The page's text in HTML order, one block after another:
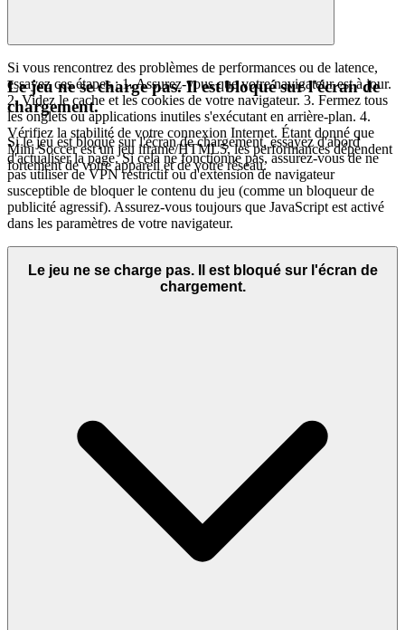
Si vous rencontrez des problèmes de performances ou de latence,
essayez ces étapes : 1. Assurez-vous que votre navigateur est à jour.
2. Videz le cache et les cookies de votre navigateur. 3. Fermez tous
les onglets ou applications inutiles s'exécutant en arrière-plan. 4.
Vérifiez la stabilité de votre connexion Internet. Étant donné que
Mini Soccer est un jeu iframe/HTML5, les performances dépendent
fortement de votre appareil et de votre réseau.
Le jeu ne se charge pas. Il est bloqué sur l'écran de
chargement.
Si le jeu est bloqué sur l'écran de chargement, essayez d'abord
d'actualiser la page. Si cela ne fonctionne pas, assurez-vous de ne
pas utiliser de VPN restrictif ou d'extension de navigateur
susceptible de bloquer le contenu du jeu (comme un bloqueur de
publicité agressif). Assurez-vous toujours que JavaScript est activé
dans les paramètres de votre navigateur.
Le jeu ne se charge pas. Il est bloqué sur l'écran de
chargement.